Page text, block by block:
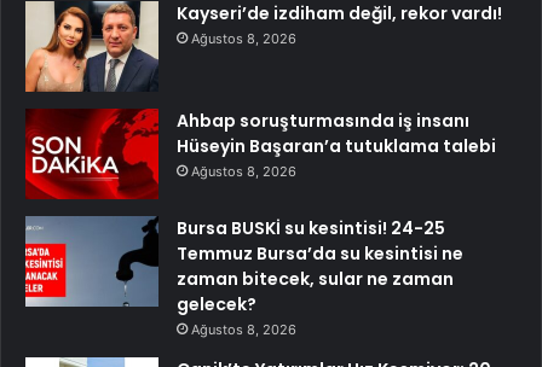
Kayseri’de izdiham değil, rekor vardı!
Ağustos 8, 2026
Ahbap soruşturmasında iş insanı
Hüseyin Başaran’a tutuklama talebi
Ağustos 8, 2026
Bursa BUSKİ su kesintisi! 24-25
Temmuz Bursa’da su kesintisi ne
zaman bitecek, sular ne zaman
gelecek?
Ağustos 8, 2026